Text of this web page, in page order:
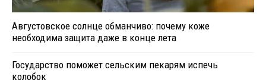
Августовское солнце обманчиво: почему коже
необходима защита даже в конце лета
Государство поможет сельским пекарям испечь
колобок